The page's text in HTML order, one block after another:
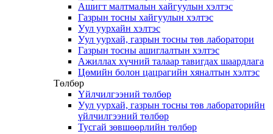
Ашигт малтмалын хайгуулын хэлтэс
Газрын тосны хайгуулын хэлтэс
Уул уурхайн хэлтэс
Уул уурхай, газрын тосны төв лаборатори
Газрын тосны ашиглалтын хэлтэс
Ажиллах хүчний талаар тавигдах шаардлага
Цөмийн болон цацрагийн хяналтын хэлтэс
Төлбөр
Үйлчилгээний төлбөр
Уул уурхай, газрын тосны төв лабораторийн
үйлчилгээний төлбөр
Тусгай зөвшөөрлийн төлбөр